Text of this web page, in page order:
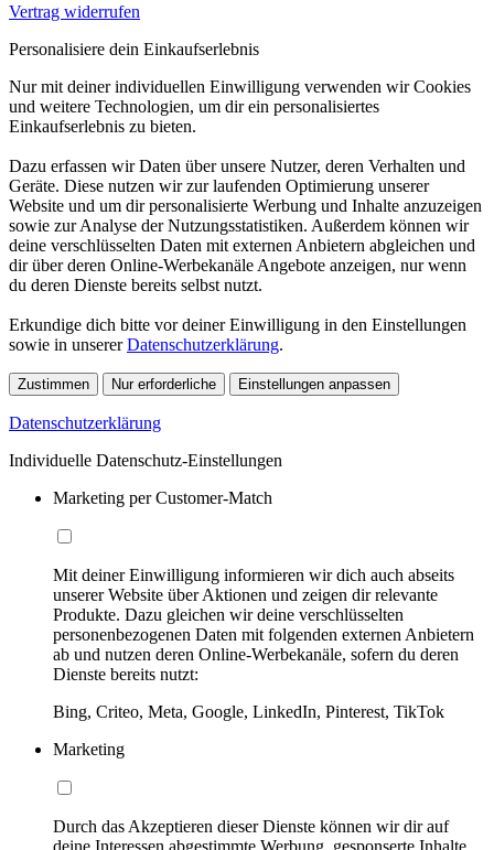
Vertrag widerrufen
Personalisiere dein Einkaufserlebnis
Nur mit deiner individuellen Einwilligung verwenden wir Cookies
und weitere Technologien, um dir ein personalisiertes
Einkaufserlebnis zu bieten.
Dazu erfassen wir Daten über unsere Nutzer, deren Verhalten und
Geräte. Diese nutzen wir zur laufenden Optimierung unserer
Website und um dir personalisierte Werbung und Inhalte anzuzeigen
sowie zur Analyse der Nutzungsstatistiken. Außerdem können wir
deine verschlüsselten Daten mit externen Anbietern abgleichen und
dir über deren Online-Werbekanäle Angebote anzeigen, nur wenn
du deren Dienste bereits selbst nutzt.
Erkundige dich bitte vor deiner Einwilligung in den Einstellungen
sowie in unsererDatenschutzerklärung.
Zustimmen Nur erforderliche Einstellungen anpassen
Datenschutzerklärung
Individuelle Datenschutz-Einstellungen
Marketing per Customer-Match
Mit deiner Einwilligung informieren wir dich auch abseits
unserer Website über Aktionen und zeigen dir relevante
Produkte. Dazu gleichen wir deine verschlüsselten
personenbezogenen Daten mit folgenden externen Anbietern
ab und nutzen deren Online-Werbekanäle, sofern du deren
Dienste bereits nutzt:
Bing, Criteo, Meta, Google, LinkedIn, Pinterest, TikTok
Marketing
Durch das Akzeptieren dieser Dienste können wir dir auf
deine Interessen abgestimmte Werbung, gesponserte Inhalte